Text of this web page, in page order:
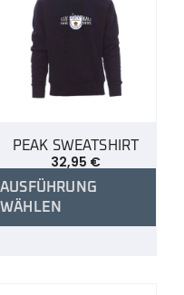
PEAK SWEATSHIRT
32,95 €
AUSFÜHRUNG
WÄHLEN